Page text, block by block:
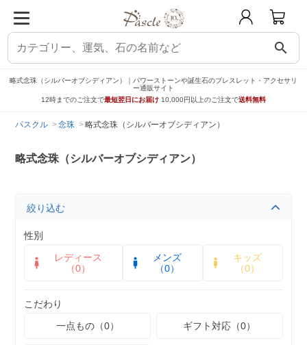
search
略式念珠（シルバーオブシディアン）｜パワーストーンや誕生石のブレスレット・アクセサリ
ー通販サイト
12時までのご注文で最短翌日にお届け 10,000円以上のご注文で送料無料
パスクル 念珠 略式念珠（シルバーオブシディアン）
略式念珠（シルバーオブシディアン）
絞り込む
性別
レディース
（0）
メンズ
（0）
キッズ
（0）
こだわり
一点もの（0）
ギフト対応（0）